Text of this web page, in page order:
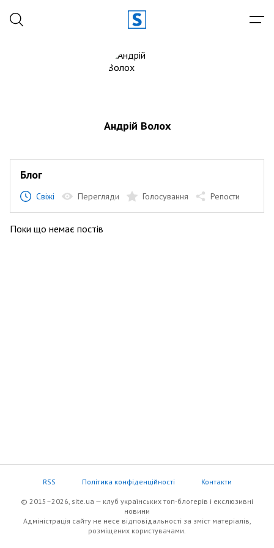
Андрій Волох
Блог
Свіжі Перегляди Голосування Репости
Поки що немає постів
RSS Політика конфіденційності Контакти
© 2015–2026, site.ua — клуб українських топ-блогерів i екслюзивнi
новини
Адміністрація сайту не несе відповідальності за зміст матеріалів,
розміщених користувачами.